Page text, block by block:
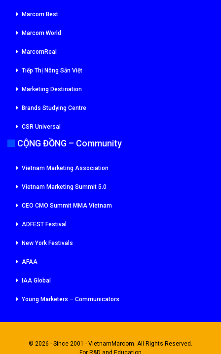
Marcom Best
Marcom World
MarcomReal
Tiếp Thị Nông Sản Việt
Marketing Destination
Brands Studying Centre
CSR Universal
CỘNG ĐỒNG – Community
Vietnam Marketing Association
Vietnam Marketing Summit 5.0
CEO CMO Summit MMA Vietnam
ADFEST Festival
New York Festivals
AFAA
IAA Global
Young Marketers – Communicators
© 2026 - Since 2001 - VietnamMarcom. All Rights Reserved.